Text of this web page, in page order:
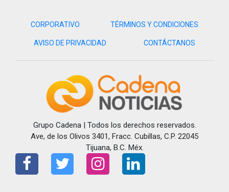
CORPORATIVO TÉRMINOS Y CONDICIONES
AVISO DE PRIVACIDAD CONTÁCTANOS
Grupo Cadena | Todos los derechos reservados.
Ave, de los Olivos 3401, Fracc. Cubillas, C.P. 22045
Tijuana, B.C. Méx.